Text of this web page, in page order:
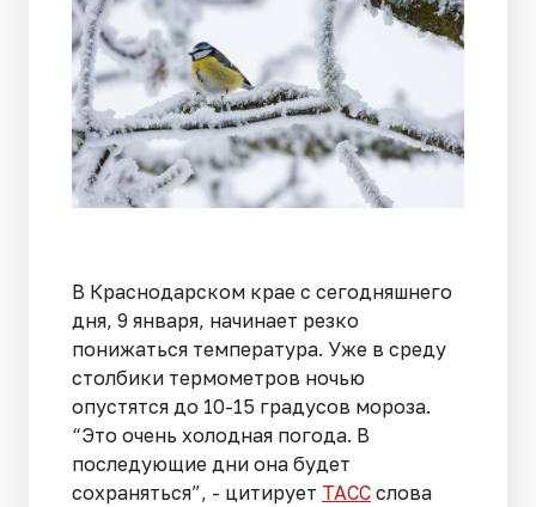
В Краснодарском крае с сегодняшнего
дня, 9 января, начинает резко
понижаться температура. Уже в среду
столбики термометров ночью
опустятся до 10-15 градусов мороза.
“Это очень холодная погода. В
последующие дни она будет
сохраняться”, - цитирует ТАСС слова